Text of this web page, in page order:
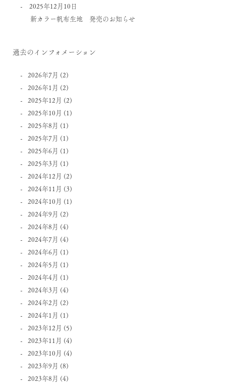
2025年12月10日
新カラー帆布生地 発売のお知らせ
過去のインフォメーション
2026年7月 (2)
2026年1月 (2)
2025年12月 (2)
2025年10月 (1)
2025年8月 (1)
2025年7月 (1)
2025年6月 (1)
2025年3月 (1)
2024年12月 (2)
2024年11月 (3)
2024年10月 (1)
2024年9月 (2)
2024年8月 (4)
2024年7月 (4)
2024年6月 (1)
2024年5月 (1)
2024年4月 (1)
2024年3月 (4)
2024年2月 (2)
2024年1月 (1)
2023年12月 (5)
2023年11月 (4)
2023年10月 (4)
2023年9月 (8)
2023年8月 (4)